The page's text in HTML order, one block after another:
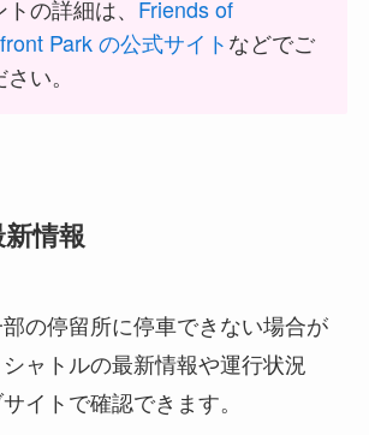
の詳細は、 Friends of
Park の公式サイトなどでご
い。
情報
の停留所に停車できない場合が
ャトルの最新情報や運行状況
イトで確認できます。